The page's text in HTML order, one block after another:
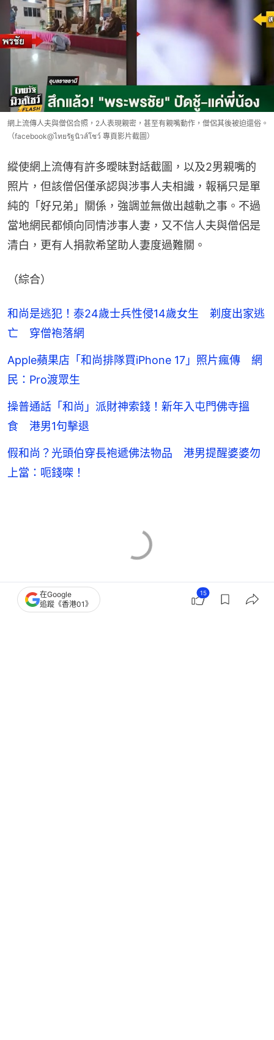
網上流傳人夫與僧侶合照，2人表現親密，甚至有親嘴動作，僧侶其後被迫還俗。
（facebook@ไทยรัฐนิวส์โชว์ 專頁影片截圖）
縱使網上流傳有許多曖昧對話截圖，以及2男親嘴的
照片，但該僧侶僅承認與涉事人夫相識，報稱只是單
純的「好兄弟」關係，強調並無做出越軌之事。不過
當地網民都傾向同情涉事人妻，又不信人夫與僧侶是
清白，更有人捐款希望助人妻度過難關。
（綜合）
和尚是逃犯！泰24歲士兵性侵14歲女生 剃度出家逃
亡 穿僧袍落網
Apple蘋果店「和尚排隊買iPhone 17」照片瘋傳 網
民：Pro渡眾生
操普通話「和尚」派財神索錢！新年入屯門佛寺搵
食 港男1句擊退
假和尚？光頭伯穿長袍遞佛法物品 港男提醒婆婆勿
上當：呃錢㗎！
在Google
追蹤《香港01》
15